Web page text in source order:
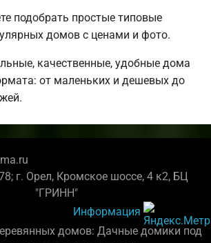
подобрать простые типовые
домов с ценами и фото.
качественные, удобные дома
от маленьких и дешевых до
г. Орел, Кромское шоссе, 4 к2, БЦ
"ГРИНН"
Информация
домов: Дачные домики под